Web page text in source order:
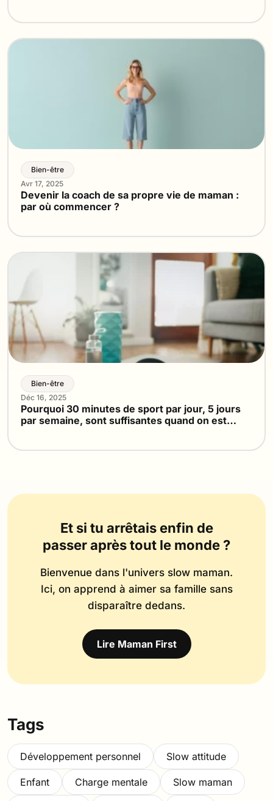
Bien-être
Avr 17, 2025
Devenir la coach de sa propre vie de maman :
par où commencer ?
Bien-être
Déc 16, 2025
Pourquoi 30 minutes de sport par jour, 5 jours
par semaine, sont suffisantes quand on est
Et si tu arrêtais enfin de
passer après tout le monde ?
Bienvenue dans l'univers slow maman.
Ici, on apprend à aimer sa famille sans
disparaître dedans.
Lire Maman First
Tags
Développement personnel Slow attitude
Enfant Charge mentale Slow maman